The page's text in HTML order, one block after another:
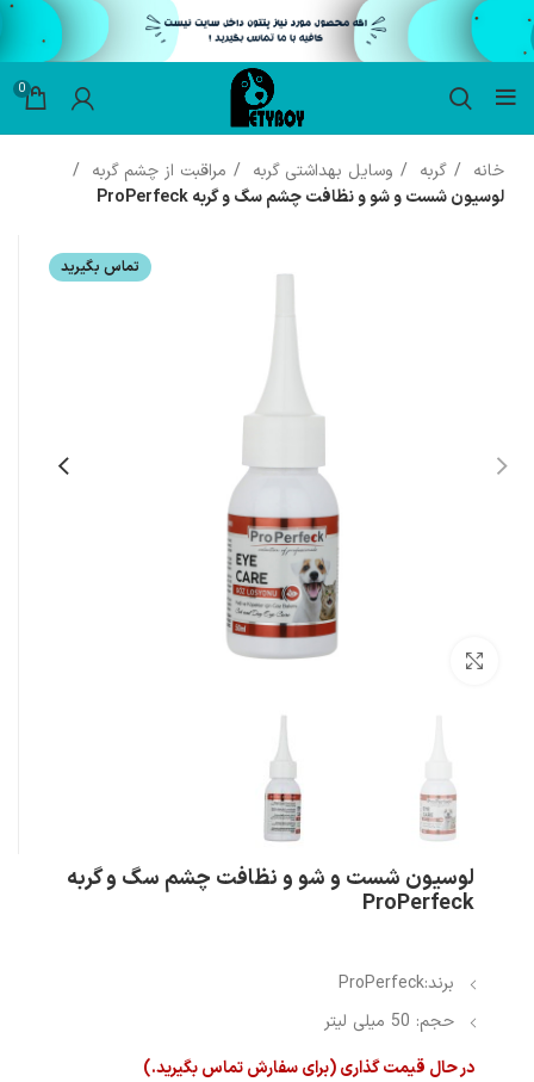
0
خانه گربه وسایل بهداشتی گربه
مراقبت از چشم گربه
لوسیون شست و شو و نظافت چشم سگ و گربه ProPerfeck
تماس بگیرید
لوسیون شست و شو و نظافت چشم سگ و گربه
ProPerfeck
برند:ProPerfeck
حجم: 50 میلی لیتر
در حال قیمت گذاری (برای سفارش تماس بگیرید.)